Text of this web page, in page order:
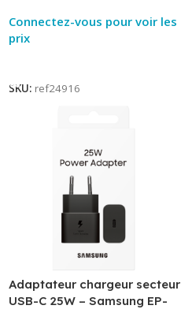
Connectez-vous pour voir les
prix
SKU: ref24916
Adaptateur chargeur secteur
USB-C 25W – Samsung EP-